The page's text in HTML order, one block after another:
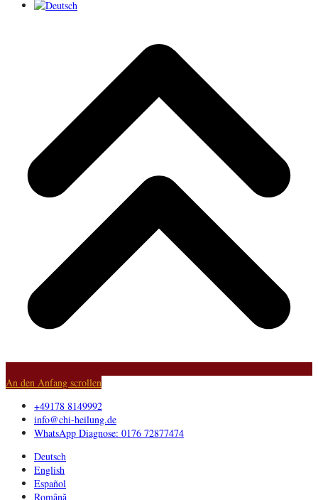
An den Anfang scrollen
+49178 8149992
info@chi-heilung.de
WhatsApp Diagnose: 0176 72877474
Deutsch
English
Español
Română